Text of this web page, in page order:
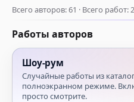
Всего авторов: 61 · Всего работ: 2
Работы авторов
Шоу‑рум
Случайные работы из
полноэкранном режиме.
просто смотрите.